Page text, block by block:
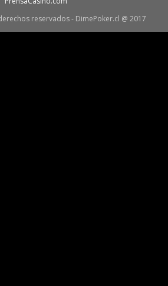
reservados - DimePoker.cl @ 2017